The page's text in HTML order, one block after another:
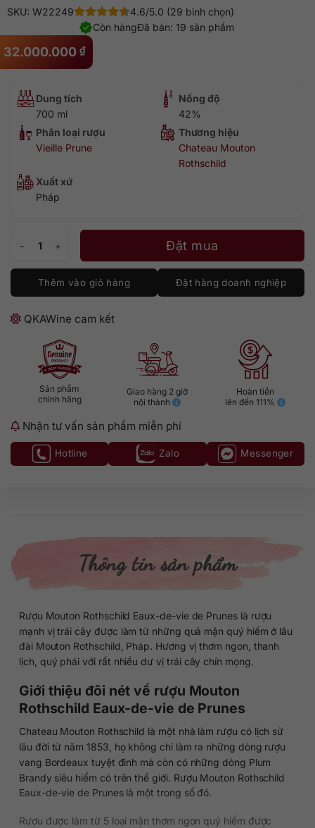
32.000.000 ₫
SKU: W22249
4.6/5.0 (29 bình chọn)
Đã bán: 19 sản phẩm
Còn hàng
Dung tích
700 ml
Nồng độ
42%
Phân loại rượu
Vieille Prune
Thương hiệu
Chateau Mouton
Rothschild
Xuất xứ
Pháp
Mouton Rothschild Eaux-de-vie de Prunes số lượng
Đặt mua
Thêm vào giỏ hàng Đặt hàng doanh nghiệp
QKAWine cam kết
Sản phẩm
chính hãng
Giao hàng 2 giờ
nội thành
Hoàn tiền
lên đến 111%
Nhận tư vấn sản phẩm miễn phí
Hotline Zalo Messenger
Thông tin sản phẩm
Rượu Mouton Rothschild Eaux-de-vie de Prunes là rượu
mạnh vị trái cây được làm từ những quả mận quý hiếm ở lâu
đài Mouton Rothschild, Pháp. Hương vị thơm ngon, thanh
lịch, quý phái với rất nhiều dư vị trái cây chín mọng.
Giới thiệu đôi nét về rượu Mouton
Rothschild Eaux-de-vie de Prunes
Chateau Mouton Rothschild là một nhà làm rượu có lịch sử
lâu đời từ năm 1853, họ không chỉ làm ra những dòng rượu
vang Bordeaux tuyệt đỉnh mà còn có những dòng Plum
Brandy siêu hiếm có trên thế giới. Rượu Mouton Rothschild
Eaux-de-vie de Prunes là một trong số đó.
Rượu được làm từ 5 loại mận thơm ngon quý hiếm được